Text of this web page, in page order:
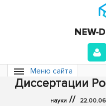
Меню сайта
Диссертации
науки // 22.00.06